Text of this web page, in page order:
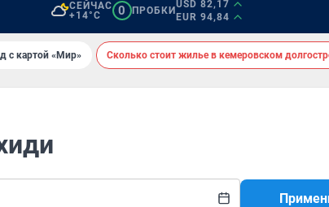
СЕЙЧАС
+14°C
0 ПРОБКИ
USD 82,17
EUR 94,84
с картой «Мир» Сколько стоит жилье в кемеровском